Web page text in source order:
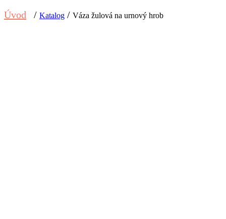
Úvod / Katalog / Váza žulová na urnový hrob